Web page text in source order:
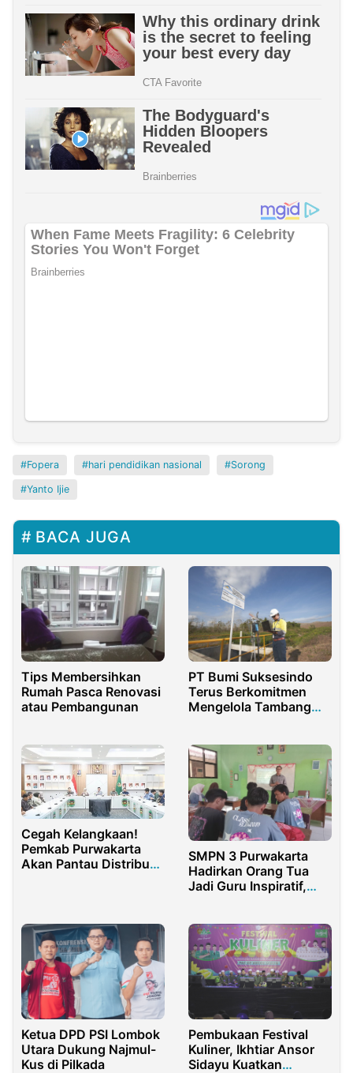
Fopera hari pendidikan nasional Sorong
Yanto Ijie
BACA JUGA
Tips Membersihkan
Rumah Pasca Renovasi
atau Pembangunan
PT Bumi Suksesindo
Terus Berkomitmen
Mengelola Tambang
Cegah Kelangkaan!
Pemkab Purwakarta
Akan Pantau Distribusi
SMPN 3 Purwakarta
Hadirkan Orang Tua
Jadi Guru Inspiratif,
Ketua DPD PSI Lombok
Utara Dukung Najmul-
Kus di Pilkada
Pembukaan Festival
Kuliner, Ikhtiar Ansor
Sidayu Kuatkan